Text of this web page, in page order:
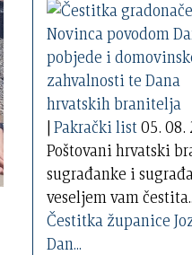
|Pakrački list05. 08.
Poštovani hrvatski
sugrađanke i
veseljem vam
Čestitka županice
Dan...